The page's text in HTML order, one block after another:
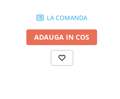
LA COMANDA
ADAUGA IN COS